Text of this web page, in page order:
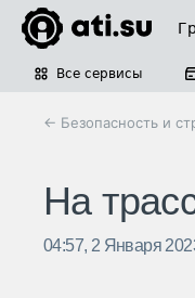
Все сервисы
← Безопасность и
На
04:57, 2 Января